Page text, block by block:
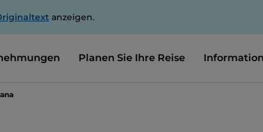
anzeigen.
Planen Sie Ihre Reise